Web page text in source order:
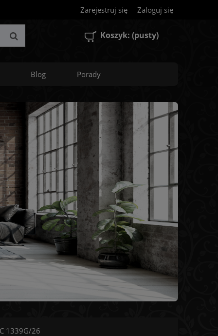
Zarejestruj się Zaloguj się
Koszyk: (pusty)
Blog Porady
1339G/26